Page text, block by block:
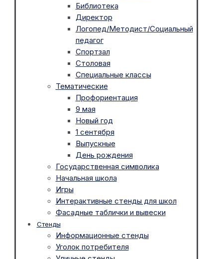
Библиотека
Директор
Логопед/Методист/Социальный
педагог
Спортзал
Столовая
Специальные классы
Тематические
Профориентация
9 мая
Новый год
1 сентября
Выпускные
День рождения
Государственная символика
Начальная школа
Игры
Интерактивные стенды для школ
Фасадные таблички и вывески
Стенды
Информационные стенды
Уголок потребителя